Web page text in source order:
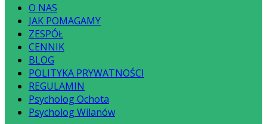
O NAS
JAK POMAGAMY
ZESPÓŁ
CENNIK
BLOG
POLITYKA PRYWATNOŚCI
REGULAMIN
Psycholog Ochota
Psycholog Wilanów